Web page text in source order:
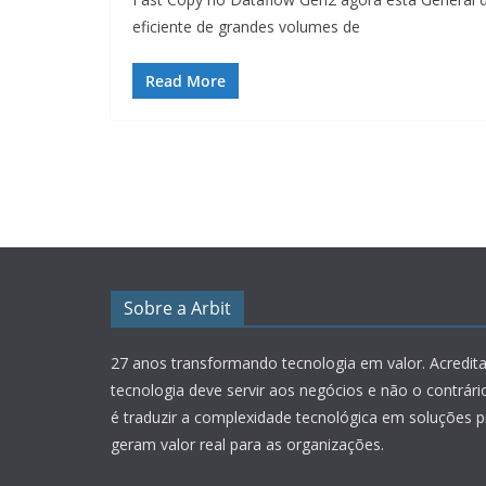
eficiente de grandes volumes de
Read More
Sobre a Arbit
27 anos transformando tecnologia em valor.
tecnologia deve servir aos negócios e não o
é traduzir a complexidade tecnológica em soluções
geram valor real para as organizações.